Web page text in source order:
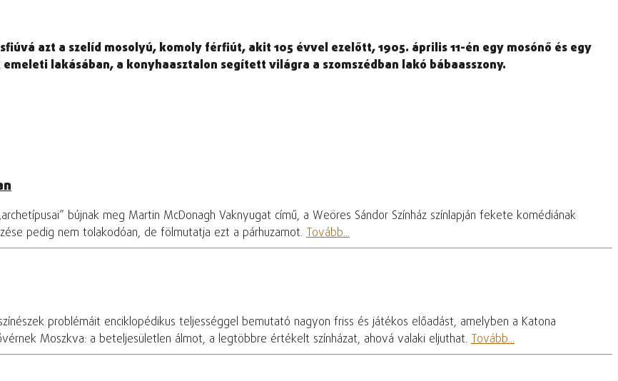
azt a szelíd mosolyú, komoly férfiút, akit 105 évvel ezelőtt, 1905. április 11-én egy mosónő és egy
lakásában, a konyhaasztalon segített világra a szomszédban lakó bábaasszony.
bújnak meg Martin McDonagh Vaknyugat című, a Weöres Sándor Színház színlapján fekete komédiának
pedig nem tolakodóan, de fölmutatja ezt a párhuzamot. Tovább...
problémáit enciklopédikus teljességgel bemutató nagyon friss és játékos előadást, amelyben a Katona
Moszkva: a beteljesületlen álmot, a legtöbbre értékelt színházat, ahová valaki eljuthat. Tovább...